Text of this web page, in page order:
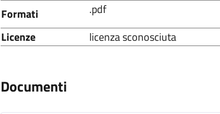
Formati
.pdf
Licenze
licenza sconosciuta
Documenti